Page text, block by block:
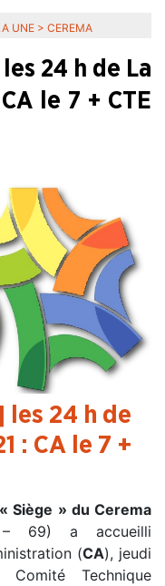
UNE > CEREMA
24 h de La
le 7 + CTE
les 24 h de
: CA le 7 +
Siège » du Cerema
– 69) a accueilli
(CA), jeudi
Technique